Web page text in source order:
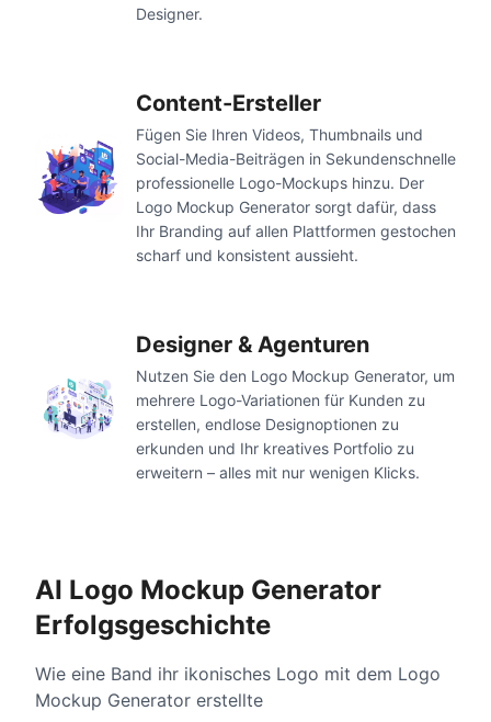
Designer.
Content-Ersteller
Fügen Sie Ihren Videos, Thumbnails und
Social-Media-Beiträgen in Sekundenschnelle
professionelle Logo-Mockups hinzu. Der
Logo Mockup Generator sorgt dafür, dass
Ihr Branding auf allen Plattformen gestochen
scharf und konsistent aussieht.
Designer & Agenturen
Nutzen Sie den Logo Mockup Generator, um
mehrere Logo-Variationen für Kunden zu
erstellen, endlose Designoptionen zu
erkunden und Ihr kreatives Portfolio zu
erweitern – alles mit nur wenigen Klicks.
AI Logo Mockup Generator
Erfolgsgeschichte
Wie eine Band ihr ikonisches Logo mit dem Logo
Mockup Generator erstellte